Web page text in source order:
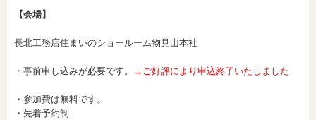
【会場】
長北工務店住まいのショールーム物見山本社
・事前申し込みが必要です。 →ご好評により申込終了いたしました
・参加費は無料です。
・先着予約制